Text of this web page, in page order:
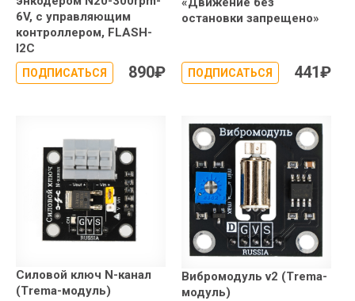
6V, с управляющим
контроллером, FLASH-
I2C
ПОДПИСАТЬСЯ 890₽
остановки запрещено»
ПОДПИСАТЬСЯ 441₽
Силовой ключ N-канал
(Trema-модуль)
Вибромодуль v2 (Trema-
модуль)